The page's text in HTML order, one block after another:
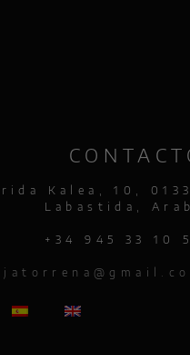
Kalea, 10,
Labastida,
+34 945 33 10